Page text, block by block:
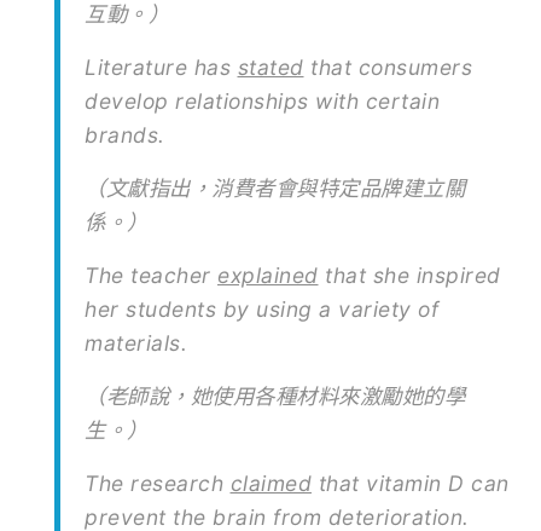
互動。）
Literature has stated that consumers
develop relationships with certain
brands.
（文獻指出，消費者會與特定品牌建立關
係。）
The teacher explained that she inspired
her students by using a variety of
materials.
（老師說，她使用各種材料來激勵她的學
生。）
The research claimed that vitamin D can
prevent the brain from deterioration.